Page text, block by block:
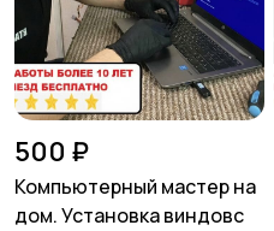
500 ₽
Компьютерный мастер на
дом. Установка виндовс